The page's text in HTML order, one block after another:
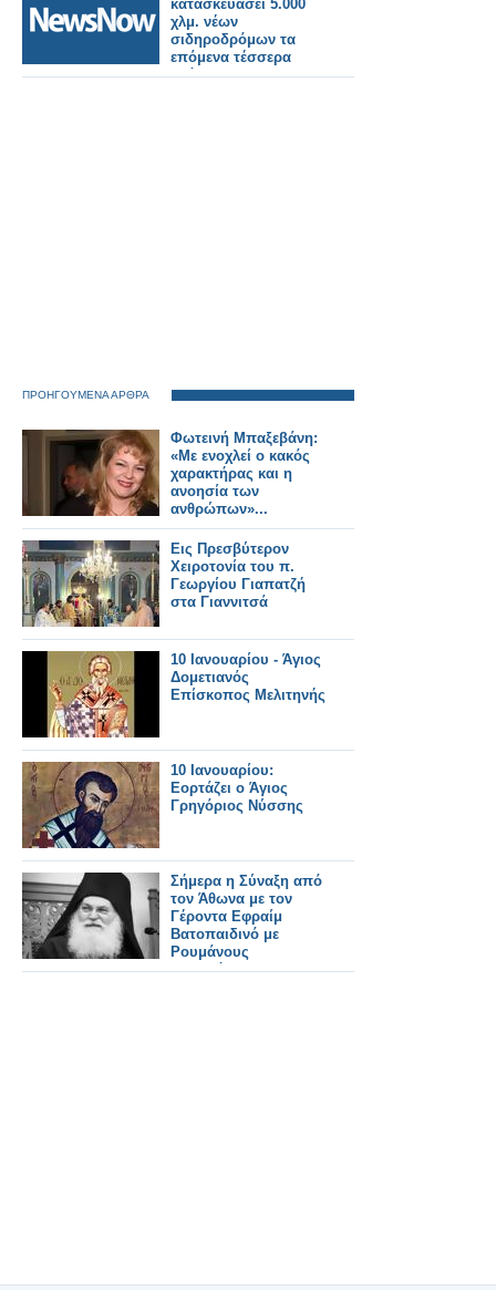
κατασκευάσει 5.000
χλμ. νέων
σιδηροδρόμων τα
επόμενα τέσσερα
χρόνια.
ΠΡΟΗΓΟΥΜΕΝΑ ΑΡΘΡΑ
Φωτεινή Μπαξεβάνη:
«Με ενοχλεί ο κακός
χαρακτή­ρας και η
ανοησία των
ανθρώπων»...
Εις Πρεσβύτερον
Χειροτονία του π.
Γεωργίου Γιαπατζή
στα Γιαννιτσά
10 Ιανουαρίου - Άγιος
Δομετιανός
Επίσκοπος Μελιτηνής
10 Ιανουαρίου:
Εορτάζει ο Άγιος
Γρηγόριος Νύσσης
Σήμερα η Σύναξη από
τον Άθωνα με τον
Γέροντα Εφραίμ
Βατοπαιδινό με
Ρουμάνους
Ψυχολόγους,